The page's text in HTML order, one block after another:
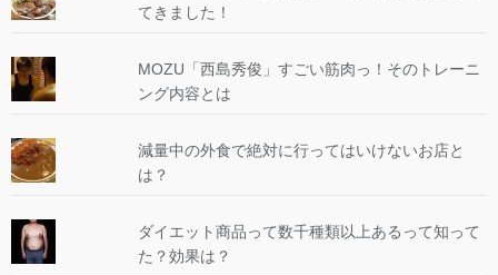
てきました！
MOZU「西島秀俊」すごい筋肉っ！そのトレーニ
ング内容とは
減量中の外食で絶対に行ってはいけないお店と
は？
ダイエット商品って数千種類以上あるって知って
た？効果は？